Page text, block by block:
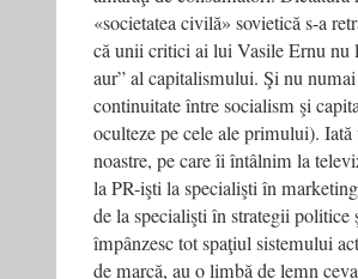
«societatea civilă» sovietică s-a
că unii critici ai lui Vasile Ernu nu
aur” al capitalismului. Şi nu
continuitate între socialism şi
oculteze pe cele ale primului).
noastre, pe care îi întâlnim la
la PR-işti la specialişti în
de la specialişti în strategii
împânzesc tot spaţiul sistemului
de marcă, au o limbă de lemn